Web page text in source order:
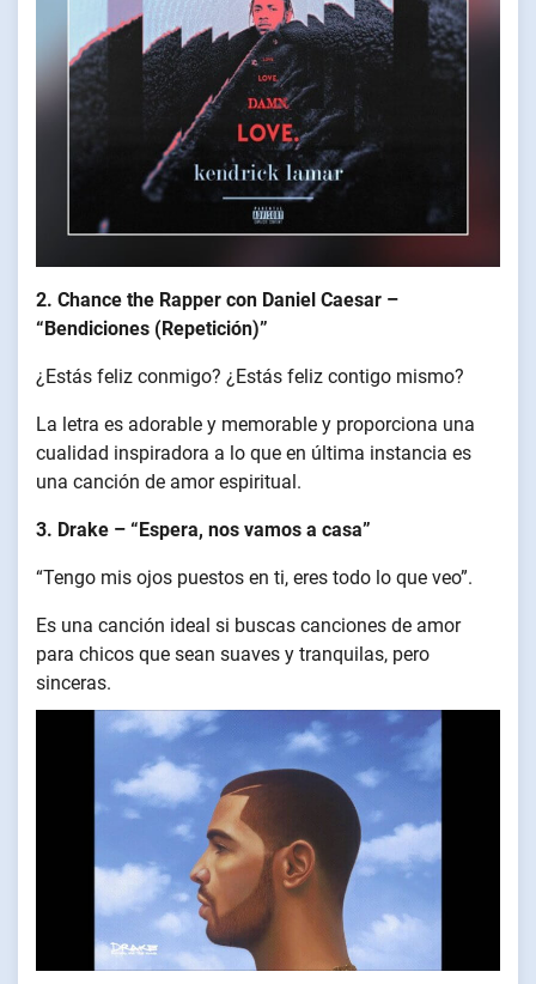
2. Chance the Rapper con Daniel Caesar –
“Bendiciones (Repetición)”
¿Estás feliz conmigo? ¿Estás feliz contigo mismo?
La letra es adorable y memorable y proporciona una
cualidad inspiradora a lo que en última instancia es
una canción de amor espiritual.
3. Drake – “Espera, nos vamos a casa”
“Tengo mis ojos puestos en ti, eres todo lo que veo”.
Es una canción ideal si buscas canciones de amor
para chicos que sean suaves y tranquilas, pero
sinceras.